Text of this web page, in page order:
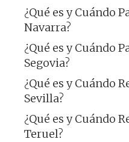
¿Qué es y Cuándo
Navarra?
¿Qué es y Cuándo
Segovia?
¿Qué es y Cuándo
Sevilla?
¿Qué es y Cuándo
Teruel?